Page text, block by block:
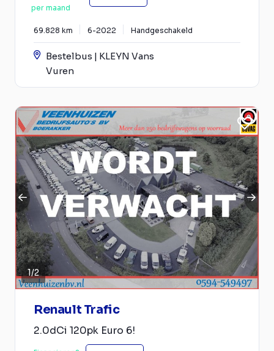
per maand
69.828 km 6-2022 Handgeschakeld
Bestelbus | KLEYN Vans
Vuren
1/2
Renault Trafic
2.0dCi 120pk Euro 6!